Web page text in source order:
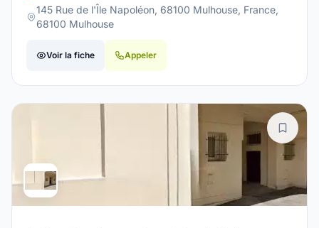
145 Rue de l'Île Napoléon, 68100 Mulhouse, France,
68100 Mulhouse
Voir la fiche Appeler